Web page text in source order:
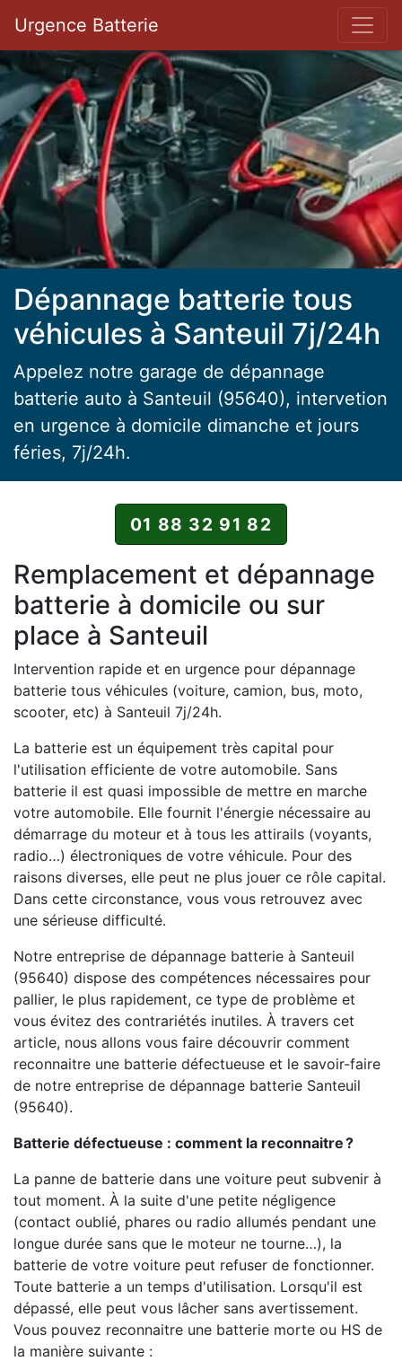
Urgence Batterie Bar
Dépannage batterie tous
véhicules à Santeuil 7j/24h
Appelez notre garage de dépannage
batterie auto à Santeuil (95640), intervetion
en urgence à domicile dimanche et jours
féries, 7j/24h.
01 88 32 91 82
Remplacement et dépannage
batterie à domicile ou sur
place à Santeuil
Intervention rapide et en urgence pour dépannage
batterie tous véhicules (voiture, camion, bus, moto,
scooter, etc) à Santeuil 7j/24h.
La batterie est un équipement très capital pour
l'utilisation efficiente de votre automobile. Sans
batterie il est quasi impossible de mettre en marche
votre automobile. Elle fournit l'énergie nécessaire au
démarrage du moteur et à tous les attirails (voyants,
radio…) électroniques de votre véhicule. Pour des
raisons diverses, elle peut ne plus jouer ce rôle capital.
Dans cette circonstance, vous vous retrouvez avec
une sérieuse difficulté.
Notre entreprise de dépannage batterie à Santeuil
(95640) dispose des compétences nécessaires pour
pallier, le plus rapidement, ce type de problème et
vous évitez des contrariétés inutiles. À travers cet
article, nous allons vous faire découvrir comment
reconnaitre une batterie défectueuse et le savoir-faire
de notre entreprise de dépannage batterie Santeuil
(95640).
Batterie défectueuse : comment la reconnaitre ?
La panne de batterie dans une voiture peut subvenir à
tout moment. À la suite d'une petite négligence
(contact oublié, phares ou radio allumés pendant une
longue durée sans que le moteur ne tourne…), la
batterie de votre voiture peut refuser de fonctionner.
Toute batterie a un temps d'utilisation. Lorsqu'il est
dépassé, elle peut vous lâcher sans avertissement.
Vous pouvez reconnaitre une batterie morte ou HS de
la manière suivante :